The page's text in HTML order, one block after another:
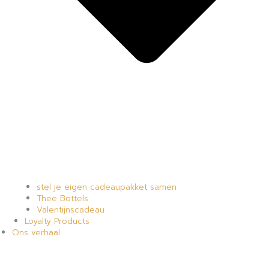
stel je eigen cadeaupakket samen
Thee Bottels
Valentijnscadeau
Loyalty Products
Ons verhaal